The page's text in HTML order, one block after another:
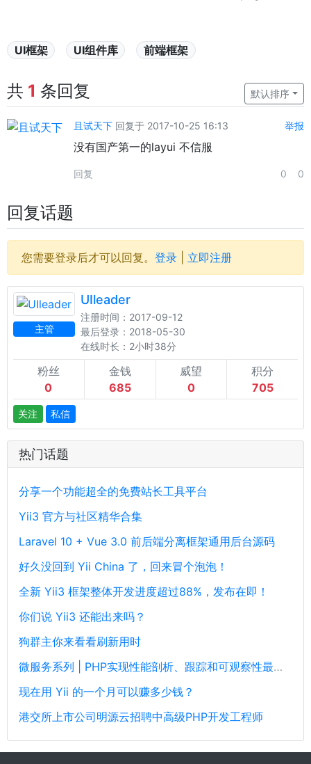
UI框架 UI组件库 前端框架
共 1 条回复 默认排序
且试天下 回复于 2017-10-25 16:13 举报
没有国产第一的layui 不信服
回复 0 0
回复话题
您需要登录后才可以回复。 登录 立即注册
主管
UIleader
注册时间：2017-09-12
最后登录：2018-05-30
在线时长：2小时38分
粉丝
0
金钱
685
威望
0
积分
705
关注 私信
热门话题
分享一个功能超全的免费站长工具平台
Yii3 官方与社区精华合集
Laravel 10 + Vue 3.0 前后端分离框架通用后台源码
好久没回到 Yii China 了，回来冒个泡泡！
全新 Yii3 框架整体开发进度超过88%，发布在即！
你们说 Yii3 还能出来吗？
狗群主你来看看刷新用时
微服务系列 | PHP实现性能剖析、跟踪和可观察性最佳实践
现在用 Yii 的一个月可以赚多少钱？
港交所上市公司明源云招聘中高级PHP开发工程师